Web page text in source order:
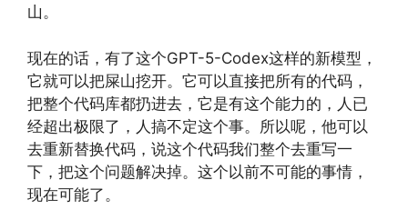
山。
现在的话，有了这个GPT-5-Codex这样的新模型，
它就可以把屎山挖开。它可以直接把所有的代码，
把整个代码库都扔进去，它是有这个能力的，人已
经超出极限了，人搞不定这个事。所以呢，他可以
去重新替换代码，说这个代码我们整个去重写一
下，把这个问题解决掉。这个以前不可能的事情，
现在可能了。